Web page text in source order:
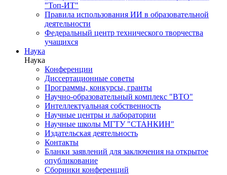
"Топ-ИТ"
Правила использования ИИ в образовательной
деятельности
Федеральный центр технического творчества
учащихся
Наука
Наука
Конференции
Диссертационные советы
Программы, конкурсы, гранты
Научно-образовательный комплекс "ВТО"
Интеллектуальная собственность
Научные центры и лаборатории
Научные школы МГТУ "СТАНКИН"
Издательская деятельность
Контакты
Бланки заявлений для заключения на открытое
опубликование
Сборники конференций